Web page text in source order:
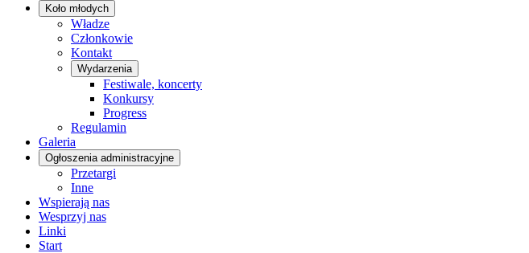
Koło młodych
Władze
Członkowie
Kontakt
Wydarzenia
Festiwale, koncerty
Konkursy
Progress
Regulamin
Galeria
Ogłoszenia administracyjne
Przetargi
Inne
Wspierają nas
Wesprzyj nas
Linki
Start